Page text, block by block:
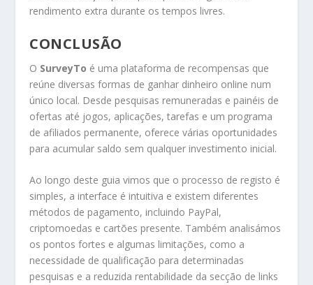
rendimento extra durante os tempos livres.
CONCLUSÃO
O SurveyTo é uma plataforma de recompensas que
reúne diversas formas de ganhar dinheiro online num
único local. Desde pesquisas remuneradas e painéis de
ofertas até jogos, aplicações, tarefas e um programa
de afiliados permanente, oferece várias oportunidades
para acumular saldo sem qualquer investimento inicial.
Ao longo deste guia vimos que o processo de registo é
simples, a interface é intuitiva e existem diferentes
métodos de pagamento, incluindo PayPal,
criptomoedas e cartões presente. Também analisámos
os pontos fortes e algumas limitações, como a
necessidade de qualificação para determinadas
pesquisas e a reduzida rentabilidade da secção de links